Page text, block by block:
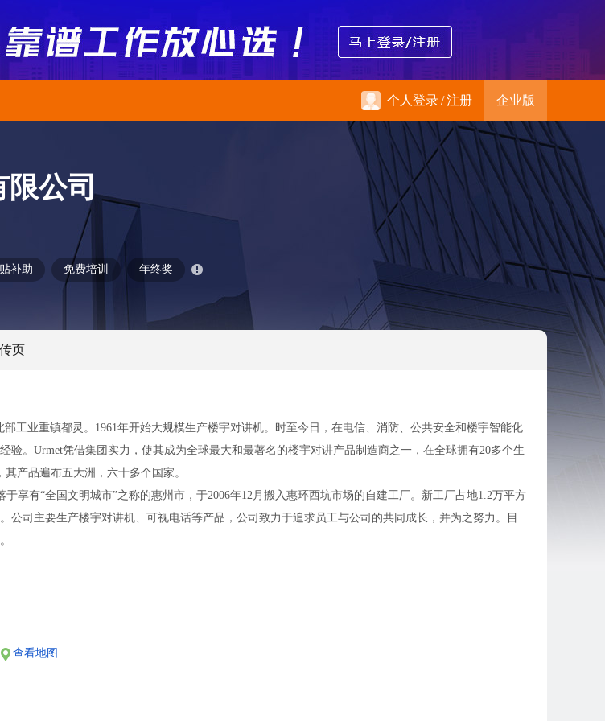
个人登录/注册 企业版
限公司
补助 免费培训 年终奖
页
工业重镇都灵。1961年开始大规模生产楼宇对讲机。时至今日，在电信、消防、公共安全和楼宇智能化
验。Urmet凭借集团实力，使其成为全球最大和最著名的楼宇对讲产品制造商之一，在全球拥有20多个生
产品遍布五大洲，六十多个国家。
享有“全国文明城市”之称的惠州市，于2006年12月搬入惠环西坑市场的自建工厂。新工厂占地1.2万平方
公司主要生产楼宇对讲机、可视电话等产品，公司致力于追求员工与公司的共同成长，并为之努力。目
持下,2007-5月,公司在深圳设立研发中心，.
沿建邦工业园门口水泥路直走第二家公司便是。或者乘坐27路车到惠台路口下车，然后打摩的（3元），
查看地图